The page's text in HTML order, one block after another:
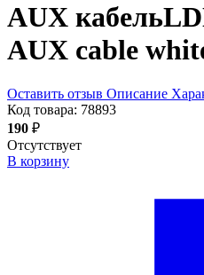
AUX кабель
AUX cable
Оставить отзыв Описание
Код товара: 78893
190 ₽
Отсутствует
В корзину